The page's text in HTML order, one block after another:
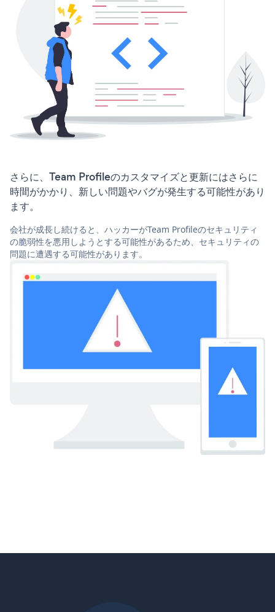
さらに、Team Profileのカスタマイズと更新にはさらに
時間がかかり、新しい問題やバグが発生する可能性があり
ます。
会社が成長し続けると、ハッカーがTeam Profileのセキュリティ
の脆弱性を悪用しようとする可能性があるため、セキュリティの
問題に遭遇する可能性があります。